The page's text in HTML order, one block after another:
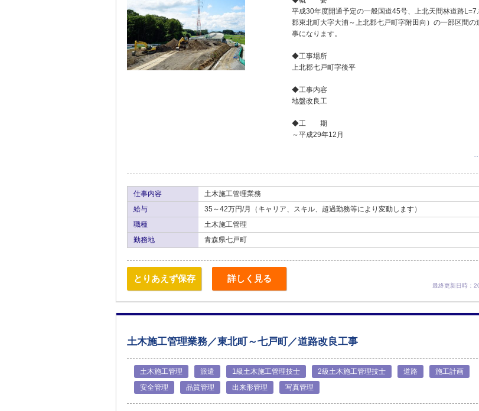
平成30年度開通予定の一般国道45号、上北天間林道路
郡東北町大字大浦～上北郡七戸町字附田向）の一部区間の
事になります。
◆工事場所
上北郡七戸町字後平
◆工事内容
地盤改良工
◆工 期
～平成29年12月
仕事内容
土木施工管理業務
給与
35～42万円/月（キャリア、スキル、超過勤務等により変動します）
職種
土木施工管理
勤務地
青森県七戸町
とりあえず保存 詳しく見る
最終更新日時：
土木施工管理業務／東北町～七戸町／道路改良工事
土木施工管理 派遣 1級土木施工管理技士 2級土木施工管理技士 道路
施工計画
安全管理
品質管理 出来形管理 写真管理